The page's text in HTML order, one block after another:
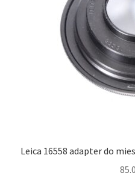
Leica 16558 adapter do